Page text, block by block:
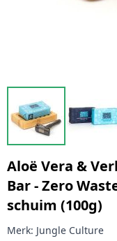
Aloë Vera &
Bar - Zero
schuim (100g)
Merk: Jungle Culture